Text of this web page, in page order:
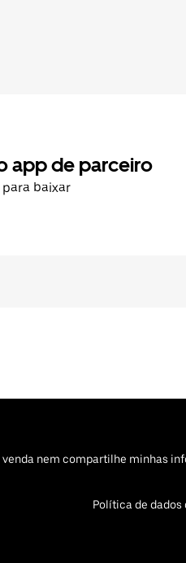
app de parceiro
para baixar
venda nem compartilhe minhas
Política de dados